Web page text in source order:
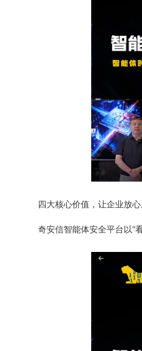
四大核心价值，让企业放心
奇安信智能体安全平台以“